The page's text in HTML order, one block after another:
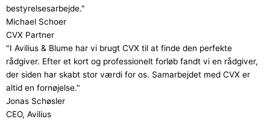
bestyrelsesarbejde."
Michael Schoer
CVX Partner
"I Avilius & Blume har vi brugt CVX til at finde den perfekte
rådgiver. Efter et kort og professionelt forløb fandt vi en rådgiver,
der siden har skabt stor værdi for os. Samarbejdet med CVX er
altid en fornøjelse."
Jonas Schøsler
CEO, Avilius